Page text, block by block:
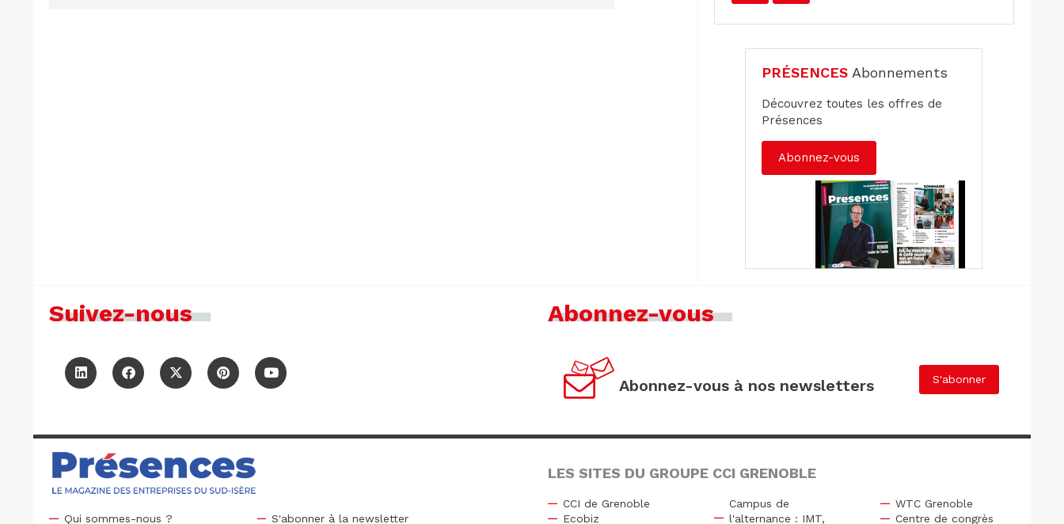
PRÉSENCES Abonnements
Découvrez toutes les offres de
Présences
Abonnez-vous
Suivez-nous Abonnez-vous
Abonnez-vous à nos newsletters S'abonner
Qui sommes-nous ? S'abonner à la newsletter
LES SITES DU GROUPE CCI GRENOBLE
CCI de Grenoble
Ecobiz
Campus de
l'alternance : IMT,
WTC Grenoble
Centre de congrès